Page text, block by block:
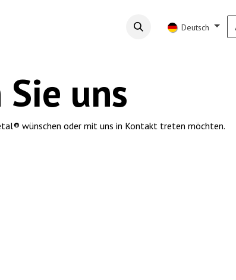
Deutsch
uns
wünschen oder mit uns in Kontakt treten möchten.